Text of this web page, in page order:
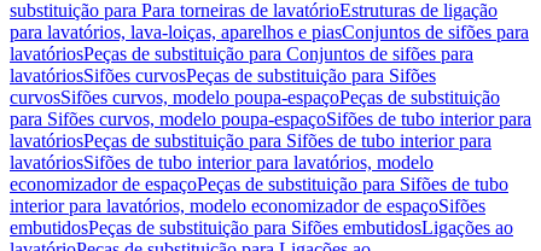
substituição para Para torneiras de lavatórioEstruturas de ligação
para lavatórios, lava-loiças, aparelhos e piasConjuntos de sifões para
lavatóriosPeças de substituição para Conjuntos de sifões para
lavatóriosSifões curvosPeças de substituição para Sifões
curvosSifões curvos, modelo poupa-espaçoPeças de substituição
para Sifões curvos, modelo poupa-espaçoSifões de tubo interior para
lavatóriosPeças de substituição para Sifões de tubo interior para
lavatóriosSifões de tubo interior para lavatórios, modelo
economizador de espaçoPeças de substituição para Sifões de tubo
interior para lavatórios, modelo economizador de espaçoSifões
embutidosPeças de substituição para Sifões embutidosLigações ao